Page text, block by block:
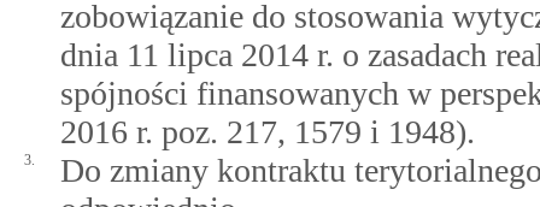
zobowiązanie do stosowania
dnia 11 lipca 2014 r. o zasadach
spójności finansowanych w
2016 r. poz. 217, 1579 i 1948).
3.
Do zmiany kontraktu